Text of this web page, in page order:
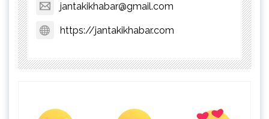
jantakikhabar@gmail.com
https://jantakikhabar.com